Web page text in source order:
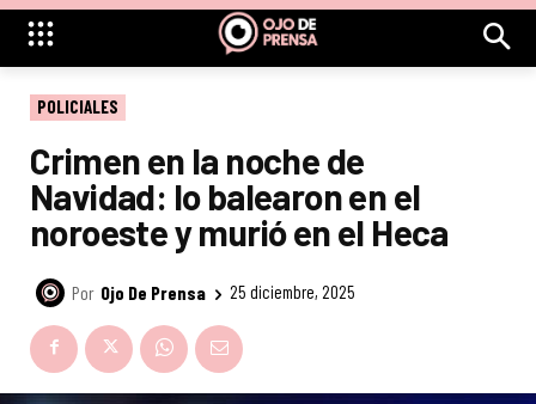
POLICIALES
Crimen en la noche de
Navidad: lo balearon en el
noroeste y murió en el Heca
Por Ojo De Prensa 25 diciembre, 2025